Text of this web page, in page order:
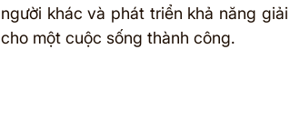
người khác và phát triển khả năng
cho một cuộc sống thành công.